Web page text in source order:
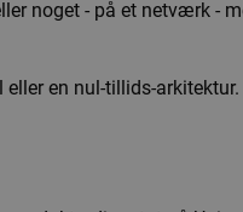
noget - på et netværk -
en nul-tillids-arkitektur.